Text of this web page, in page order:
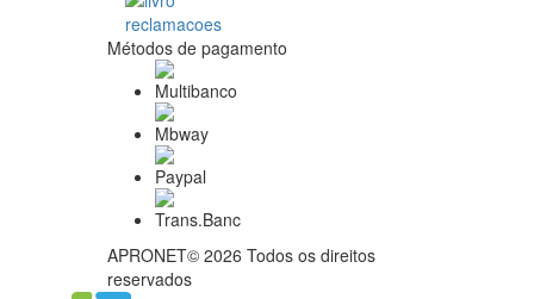
Métodos de pagamento
APRONET© 2026 Todos os direitos
reservados